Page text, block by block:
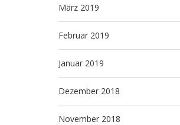
März 2019
Februar 2019
Januar 2019
Dezember 2018
November 2018